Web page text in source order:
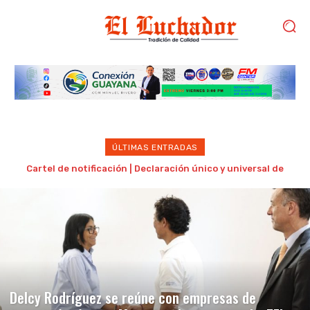
ÚLTIMAS ENTRADAS
Gilberto Correa denuncia que otorgaron «libertad plena» a
Delcy Rodríguez se reúne con empresas de